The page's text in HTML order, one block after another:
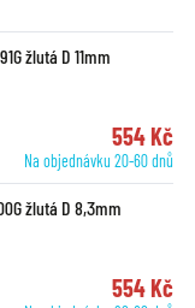
žlutá D 11mm
554 Kč
Na objednávku 20-60 dnů
žlutá D 8,3mm
554 Kč